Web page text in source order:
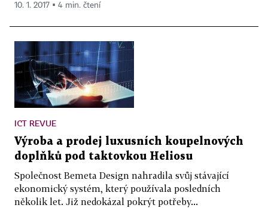
10. 1. 2017 ▪ 4 min. čtení
ICT REVUE
Výroba a prodej luxusních koupelnových
doplňků pod taktovkou Heliosu
Společnost Bemeta Design nahradila svůj stávající
ekonomický systém, který používala posledních
několik let. Již nedokázal pokrýt potřeby...